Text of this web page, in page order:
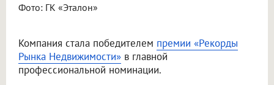
Фото: ГК «Эталон»
Компания стала победителем премии «Рекорды
Рынка Недвижимости» в главной
профессиональной номинации.